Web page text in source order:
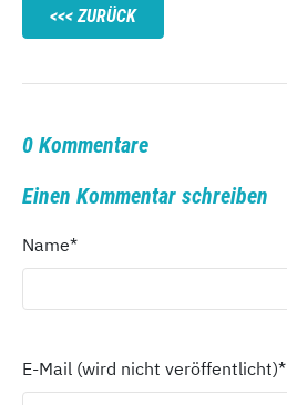
ZURÜCK
0 Kommentare
Einen Kommentar schreiben
Name*
E-Mail (wird nicht veröffentlicht)*